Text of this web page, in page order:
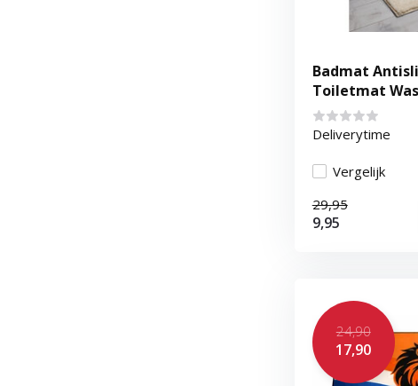
Badmat
Toiletmat
Deliverytime
Vergelijk
29,95
9,95
24,90
17,90